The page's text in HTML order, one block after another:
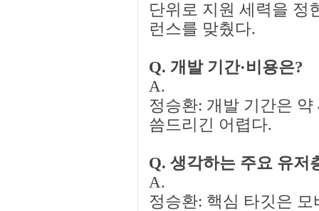
단위로 지원 세력을 정
런스를 맞췄다.
Q. 개발 기간·비용은?
A.
정승환: 개발 기간은
씀드리긴 어렵다.
Q. 생각하는 주요 유저
A.
정승환: 핵심 타깃은